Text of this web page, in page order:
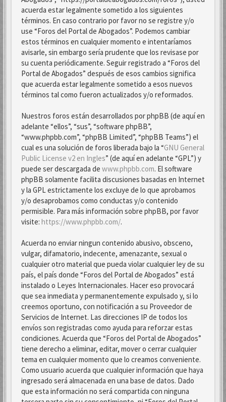
acuerda estar legalmente sometido a los siguientes
términos. En caso contrario por favor no se registre y/o
use “Foros del Portal de Abogados”. Podemos cambiar
estos términos en cualquier momento e intentaríamos
avisarle, sin embargo sería prudente que los revisase por
su cuenta periódicamente. Seguir registrado a “Foros del
Portal de Abogados” después de esos cambios significa
que acuerda estar legalmente sometido a esos nuevos
términos tal como fueron actualizados y/o reformados.
Nuestros foros están desarrollados por phpBB (de aquí en
adelante “ellos”, “sus”, “software phpBB”,
“www.phpbb.com”, “phpBB Limited”, “phpBB Teams”) el
cual es una solución de foros liberada bajo la “GNU General
Public License v2 en Ingles” (de aquí en adelante “GPL”) y
puede ser descargada de www.phpbb.com. El software
phpBB solamente facilita discusiones basadas en Internet
y la GPL estrictamente los excluye de lo que aprobamos
y/o desaprobamos como conductas y/o contenido
permisible. Para más información sobre phpBB, por favor
visite: https://www.phpbb.com/.
Acuerda no enviar ningun contenido abusivo, obsceno,
vulgar, difamatorio, indecente, amenazante, sexual o
cualquier otro material que pueda violar cualquier ley de su
país, el país donde “Foros del Portal de Abogados” está
instalado o Leyes Internacionales. Hacer eso provocará
que sea inmediata y permanentemente expulsado y, si lo
creemos oportuno, con notificación a su Proveedor de
Servicios de Internet. Las direcciones IP de todos los
envíos son registradas como ayuda para reforzar estas
condiciones. Acuerda que “Foros del Portal de Abogados”
tiene derecho a eliminar, editar, mover o cerrar cualquier
tema en cualquier momento que lo creamos conveniente.
Como usuario acuerda que cualquier información que haya
ingresado será almacenada en una base de datos. Dado
que esta información no será compartida con ninguna